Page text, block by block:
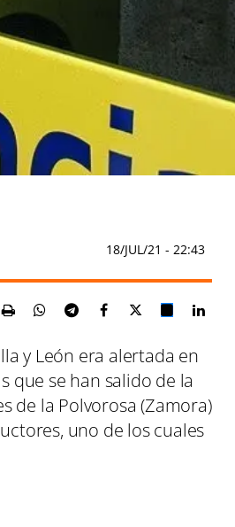
18/JUL/21 - 22:43
y León era alertada en
que se han salido de la
de la Polvorosa (Zamora)
uno de los cuales